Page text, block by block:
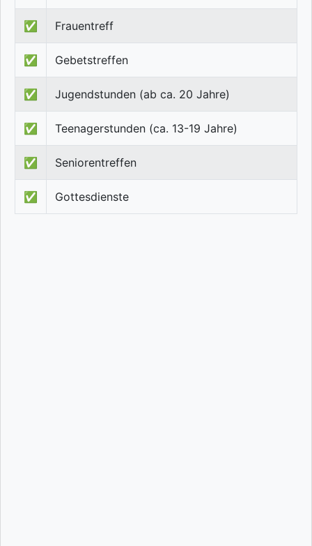
✅ Frauentreff
✅ Gebetstreffen
✅ Jugendstunden (ab ca. 20 Jahre)
✅ Teenagerstunden (ca. 13-19 Jahre)
✅ Seniorentreffen
✅ Gottesdienste